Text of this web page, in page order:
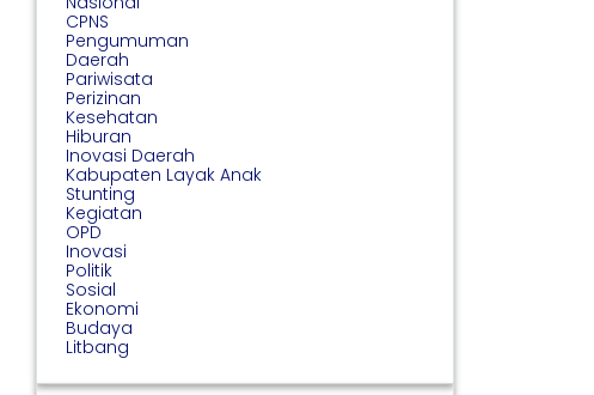
CPNS
Pengumuman
Daerah
Pariwisata
Perizinan
Kesehatan
Hiburan
Inovasi Daerah
Kabupaten Layak Anak
Stunting
Kegiatan
OPD
Inovasi
Politik
Sosial
Ekonomi
Budaya
Litbang